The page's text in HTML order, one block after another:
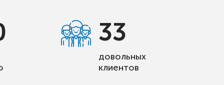
33
довольных
клиентов